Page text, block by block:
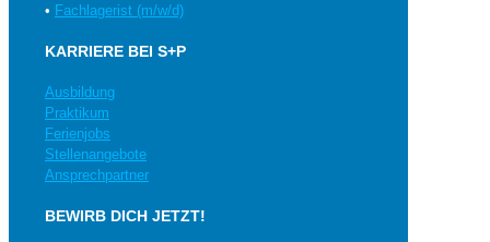
• Fachlagerist (m/w/d)
KARRIERE BEI S+P
Ausbildung
Praktikum
Ferienjobs
Stellenangebote
Ansprechpartner
BEWIRB DICH JETZT!